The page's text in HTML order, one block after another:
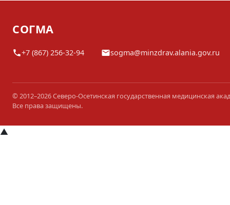
СОГМА
+7 (867) 256-32-94 sogma@minzdrav.alania.gov.ru
© 2012–2026 Северо-Осетинская государственная медицинская
Все права защищены.
▲